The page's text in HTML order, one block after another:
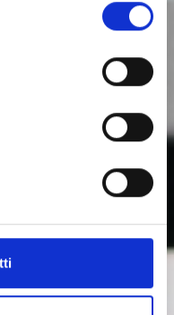
elettrico e
lato della struttura,
sono